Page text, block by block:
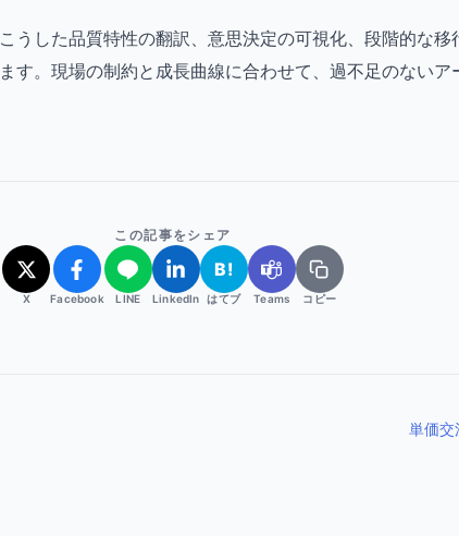
うした品質特性の翻訳、意思決定の可視化、段階的な
す。現場の制約と成長曲線に合わせて、過不足のないア
この記事をシェア
X Facebook LINE LinkedIn
B!
はてブ Teams コピー
単価